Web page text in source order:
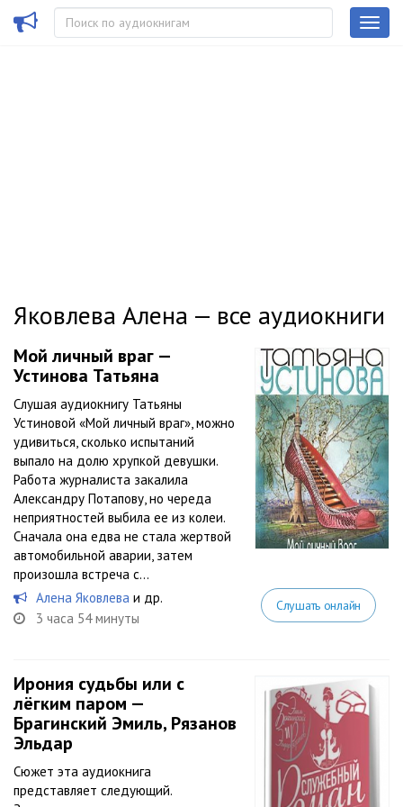
Яковлева Алена — все аудиокниги
Мой личный враг —
Устинова Татьяна
Слушая аудиокнигу Татьяны
Устиновой «Мой личный враг», можно
удивиться, сколько испытаний
выпало на долю хрупкой девушки.
Работа журналиста закалила
Александру Потапову, но череда
неприятностей выбила ее из колеи.
Сначала она едва не стала жертвой
автомобильной аварии, затем
произошла встреча с...
Алена Яковлева и др.
3 часа 54 минуты
Слушать онлайн
Ирония cудьбы или с
лёгким паром —
Брагинский Эмиль, Рязанов
Эльдар
Сюжет эта аудиокнига
представляет следующий.